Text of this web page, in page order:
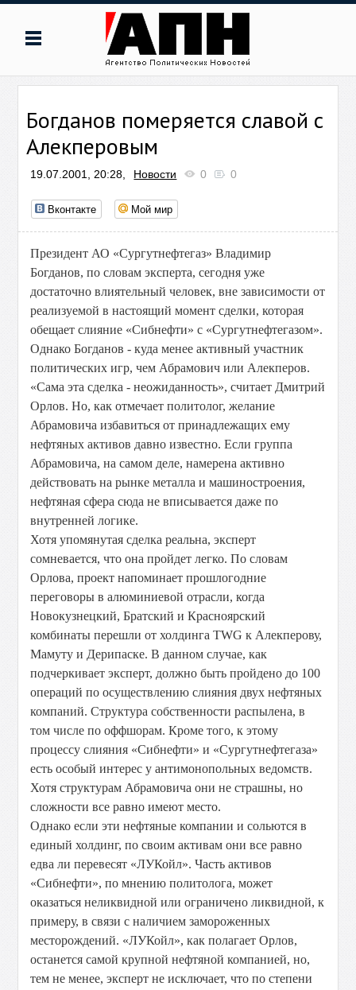
Богданов померяется славой с
Алекперовым
19.07.2001, 20:28, Новости 0 0
Вконтакте Мой мир
Президент АО «Сургутнефтегаз» Владимир
Богданов, по словам эксперта, сегодня уже
достаточно влиятельный человек, вне зависимости от
реализуемой в настоящий момент сделки, которая
обещает слияние «Сибнефти» с «Сургутнефтегазом».
Однако Богданов - куда менее активный участник
политических игр, чем Абрамович или Алекперов.
«Сама эта сделка - неожиданность», считает Дмитрий
Орлов. Но, как отмечает политолог, желание
Абрамовича избавиться от принадлежащих ему
нефтяных активов давно известно. Если группа
Абрамовича, на самом деле, намерена активно
действовать на рынке металла и машиностроения,
нефтяная сфера сюда не вписывается даже по
внутренней логике.
Хотя упомянутая сделка реальна, эксперт
сомневается, что она пройдет легко. По словам
Орлова, проект напоминает прошлогодние
переговоры в алюминиевой отрасли, когда
Новокузнецкий, Братский и Красноярский
комбинаты перешли от холдинга TWG к Алекперову,
Мамуту и Дерипаске. В данном случае, как
подчеркивает эксперт, должно быть пройдено до 100
операций по осуществлению слияния двух нефтяных
компаний. Структура собственности распылена, в
том числе по оффшорам. Кроме того, к этому
процессу слияния «Сибнефти» и «Сургутнефтегаза»
есть особый интерес у антимонопольных ведомств.
Хотя структурам Абрамовича они не страшны, но
сложности все равно имеют место.
Однако если эти нефтяные компании и сольются в
единый холдинг, по своим активам они все равно
едва ли перевесят «ЛУКойл». Часть активов
«Сибнефти», по мнению политолога, может
оказаться неликвидной или ограничено ликвидной, к
примеру, в связи с наличием замороженных
месторождений. «ЛУКойл», как полагает Орлов,
останется самой крупной нефтяной компанией, но,
тем не менее, эксперт не исключает, что по степени